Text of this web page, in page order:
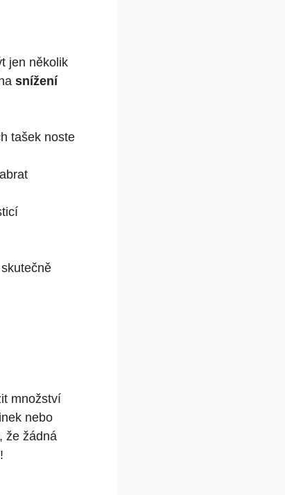
jen několik
snížení
tašek noste
množství
nebo
že žádná